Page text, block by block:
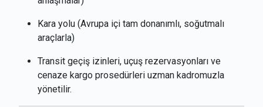
Kara yolu (Avrupa içi tam donanımlı, soğutmalı
araçlarla)
Transit geçiş izinleri, uçuş rezervasyonları ve
cenaze kargo prosedürleri uzman kadromuzla
yönetilir.